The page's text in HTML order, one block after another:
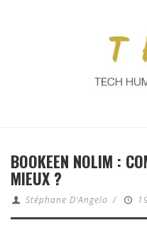
BOOKEEN NOLIM :
MIEUX ?
Stéphane D'Angelo /